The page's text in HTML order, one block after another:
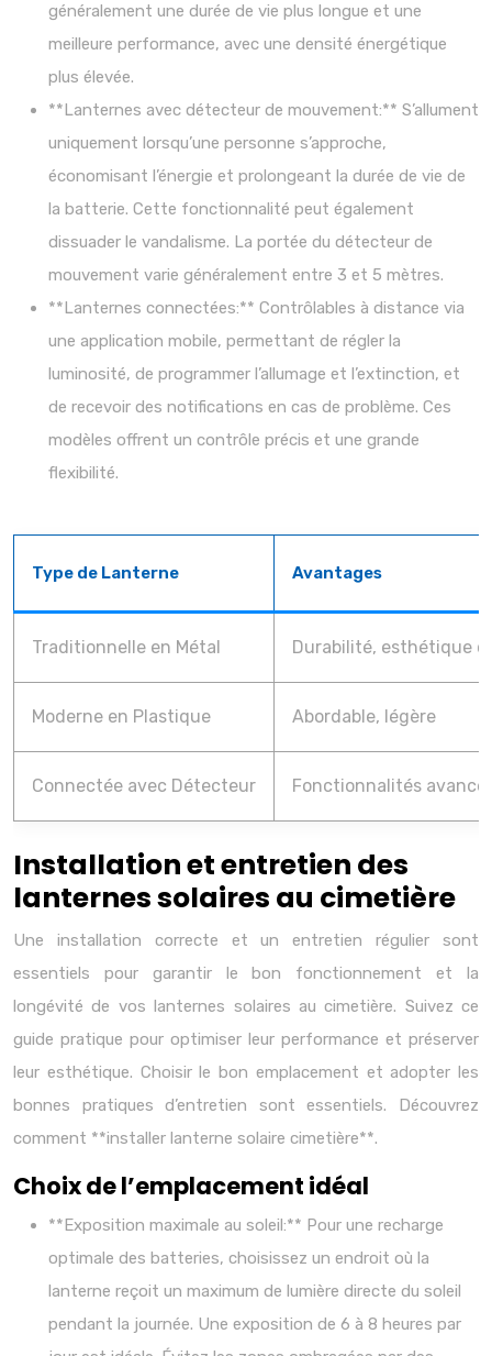
généralement une durée de vie plus longue et une
meilleure performance, avec une densité énergétique
plus élevée.
**Lanternes avec détecteur de mouvement:** S’allument
uniquement lorsqu’une personne s’approche,
économisant l’énergie et prolongeant la durée de vie de
la batterie. Cette fonctionnalité peut également
dissuader le vandalisme. La portée du détecteur de
mouvement varie généralement entre 3 et 5 mètres.
**Lanternes connectées:** Contrôlables à distance via
une application mobile, permettant de régler la
luminosité, de programmer l’allumage et l’extinction, et
de recevoir des notifications en cas de problème. Ces
modèles offrent un contrôle précis et une grande
flexibilité.
Type de Lanterne Avantages
Traditionnelle en Métal Durabilité, esthétique
Moderne en Plastique Abordable, légère
Connectée avec Détecteur Fonctionnalités
Installation et entretien des
lanternes solaires au cimetière
Une installation correcte et un entretien régulier sont
essentiels pour garantir le bon fonctionnement et la
longévité de vos lanternes solaires au cimetière. Suivez ce
guide pratique pour optimiser leur performance et préserver
leur esthétique. Choisir le bon emplacement et adopter les
bonnes pratiques d’entretien sont essentiels. Découvrez
comment **installer lanterne solaire cimetière**.
Choix de l’emplacement idéal
**Exposition maximale au soleil:** Pour une recharge
optimale des batteries, choisissez un endroit où la
lanterne reçoit un maximum de lumière directe du soleil
pendant la journée. Une exposition de 6 à 8 heures par